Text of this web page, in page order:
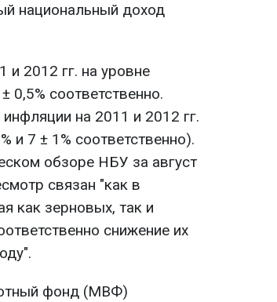
национальный доход
2012 гг. на уровне
0,5% соответственно.
на 2011 и 2012 гг.
и 7 ± 1% соответственно).
обзоре НБУ за август
связан "как в
как зерновых, так и
снижение их
фонд (МВФ)